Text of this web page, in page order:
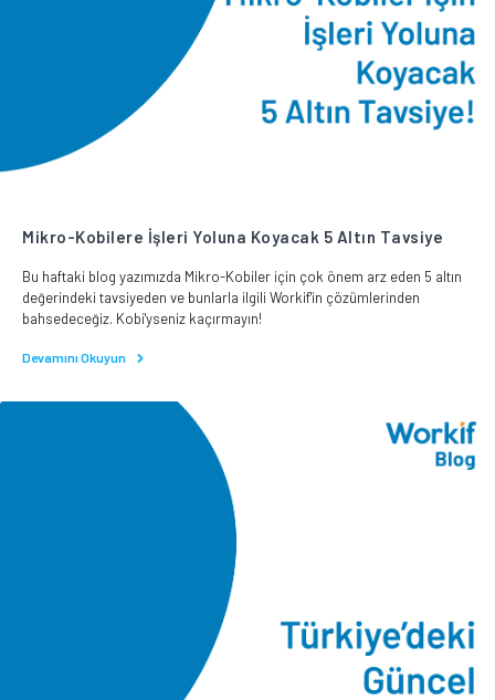
Mikro-Kobilere İşleri Yoluna Koyacak 5 Altın Tavsiye
Bu haftaki blog yazımızda Mikro-Kobiler için çok önem arz eden 5 altın
değerindeki tavsiyeden ve bunlarla ilgili Workif'in çözümlerinden
bahsedeceğiz. Kobi'yseniz kaçırmayın!
Devamını Okuyun